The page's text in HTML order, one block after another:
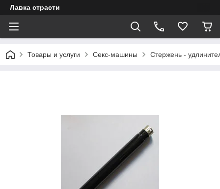
Лавка страсти
Товары и услуги Секс-машины Стержень -